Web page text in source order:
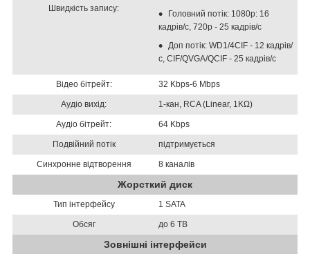
Швидкість запису:
Головний потік: 1080р: 16
кадрів/с, 720р - 25 кадрів/с
Доп потік: WD1/4CIF - 12 кадрів/
с, CIF/QVGA/QCIF - 25 кадрів/с
Відео бітрейт: 32 Kbps-6 Mbps
Аудіо вихід: 1-кан, RCA (Linear, 1KΩ)
Аудіо бітрейт: 64 Kbps
Подвійний потік підтримується
Синхронне відтворення 8 каналів
Жорсткий диск
Тип інтерфейсу 1 SATA
Обсяг до 6 TB
Зовнішні інтерфейси